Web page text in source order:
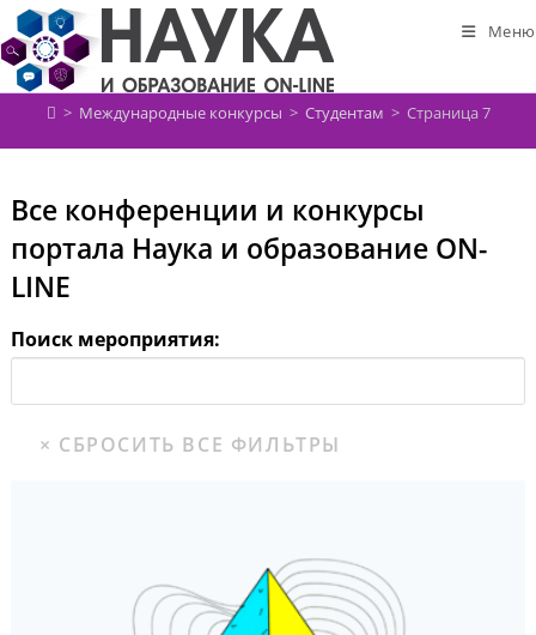
Перейти
к
содержимому
Меню
> Международные конкурсы > Студентам > Страница 7
Все конференции и конкурсы
портала Наука и образование ON-
LINE
Поиск мероприятия: